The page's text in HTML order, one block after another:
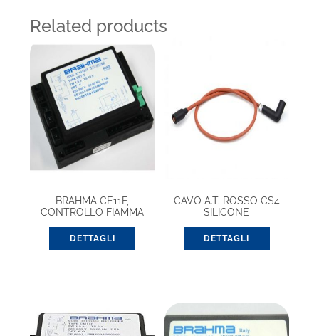
Related products
BRAHMA CE11F,
CONTROLLO FIAMMA
DETTAGLI
CAVO A.T. ROSSO CS4
SILICONE
DETTAGLI